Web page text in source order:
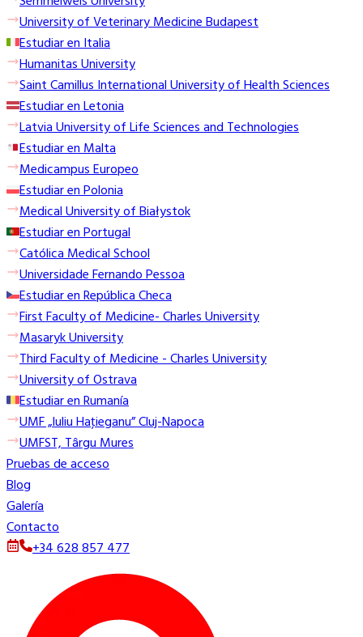
University of Veterinary Medicine Budapest
Estudiar en Italia
Humanitas University
Saint Camillus International University of Health Sciences
Estudiar en Letonia
Latvia University of Life Sciences and Technologies
Estudiar en Malta
Medicampus Europeo
Estudiar en Polonia
Medical University of Białystok
Estudiar en Portugal
Católica Medical School
Universidade Fernando Pessoa
Estudiar en República Checa
First Faculty of Medicine- Charles University
Masaryk University
Third Faculty of Medicine - Charles University
University of Ostrava
Estudiar en Rumanía
UMF „Iuliu Haţieganu” Cluj-Napoca
UMFST, Târgu Mures
Pruebas de acceso
Blog
Galería
Contacto
+34 628 857 477